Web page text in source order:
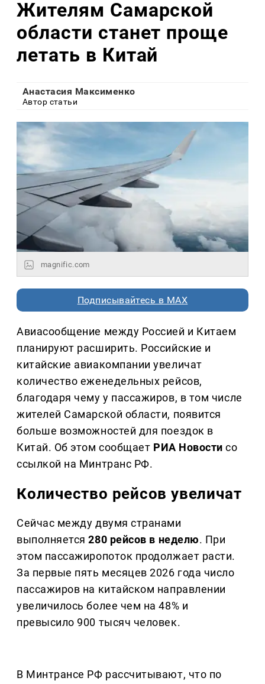
Жителям Самарской
области станет проще
летать в Китай
Анастасия Максименко
Автор статьи
magnific.com
Подписывайтесь в MAX
Авиасообщение между Россией и Китаем
планируют расширить. Российские и
китайские авиакомпании увеличат
количество еженедельных рейсов,
благодаря чему у пассажиров, в том числе
жителей Самарской области, появится
больше возможностей для поездок в
Китай. Об этом сообщает РИА Новости со
ссылкой на Минтранс РФ.
Количество рейсов увеличат
Сейчас между двумя странами
выполняется280 рейсов в неделю. При
этом пассажиропоток продолжает расти.
За первые пять месяцев 2026 года число
пассажиров на китайском направлении
увеличилось более чем на 48% и
превысило 900 тысяч человек.
В Минтрансе РФ рассчитывают, что по